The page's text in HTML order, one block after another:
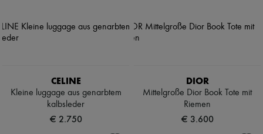
CELINE
Kleine luggage aus genarbtem
kalbsleder
€ 2.750
DIOR
Mittelgroße Dior Book Tote mit
Riemen
€ 3.600